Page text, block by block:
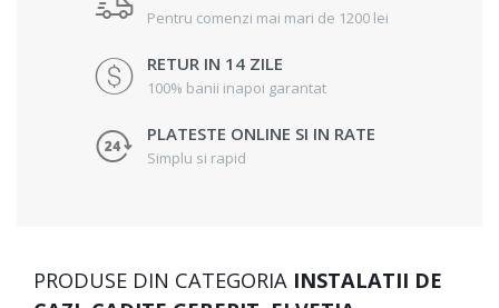
Pentru comenzi mai mari de 1200 lei
RETUR IN 14 ZILE
100% banii inapoi garantat
PLATESTE ONLINE SI IN RATE
Simplu si rapid
PRODUSE DIN CATEGORIA INSTALATII DE